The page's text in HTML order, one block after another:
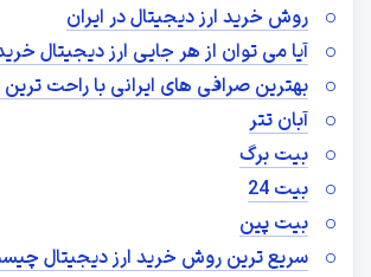
روش خرید ارز دیجیتال در ایران
آیا می توان از هر جایی ارز دیجیتال
بهترین صرافی های ایرانی با راحت
آبان تتر
بیت برگ
بیت 24
بیت پین
سریع ترین روش خرید ارز دیجیتال